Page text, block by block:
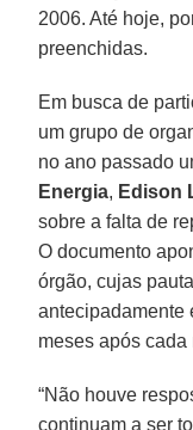
2006. Até hoje,
preenchidas.
Em busca de
um grupo de
no ano passado
Energia, Edison
sobre a falta de
O documento
órgão, cujas
antecipadamente
meses após cada
“Não houve
continuam a ser